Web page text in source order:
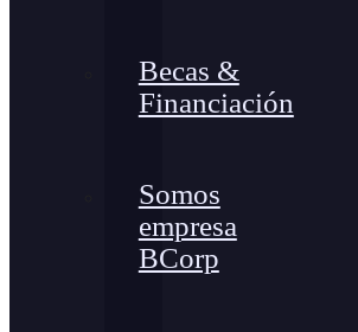
Becas &
Financiación
Somos
empresa
BCorp